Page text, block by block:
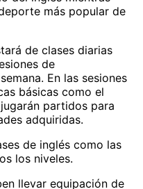
más popular de
de clases diarias
de
En las sesiones
básicas como el
partidos para
adquiridas.
de inglés como las
los niveles.
llevar equipación de